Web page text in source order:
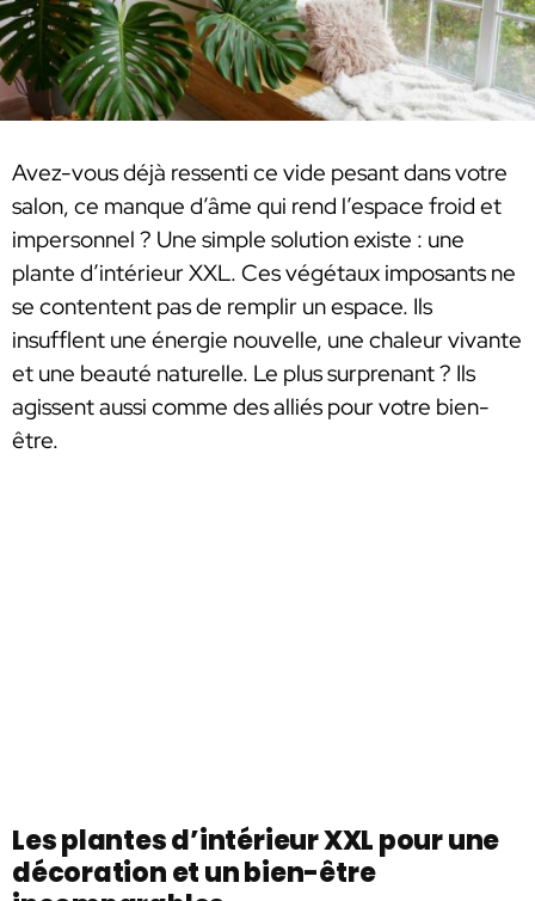
Avez-vous déjà ressenti ce vide pesant dans votre
salon, ce manque d’âme qui rend l’espace froid et
impersonnel ? Une simple solution existe : une
plante d’intérieur XXL. Ces végétaux imposants ne
se contentent pas de remplir un espace. Ils
insufflent une énergie nouvelle, une chaleur vivante
et une beauté naturelle. Le plus surprenant ? Ils
agissent aussi comme des alliés pour votre bien-
être.
Les plantes d’intérieur XXL pour une
décoration et un bien-être